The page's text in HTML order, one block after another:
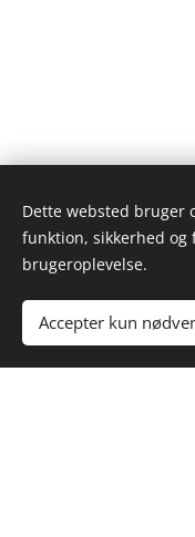
Dette websted bruger
funktion, sikkerhed og
brugeroplevelse.
Accepter kun